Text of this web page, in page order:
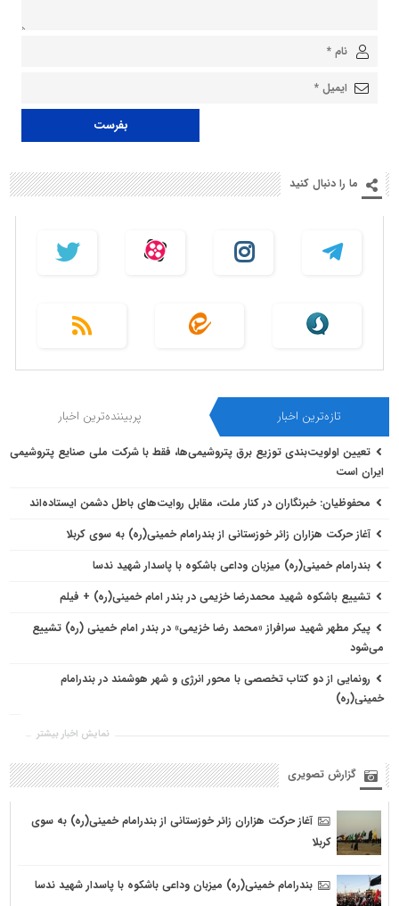
ما را دنبال کنید
تازه‌ترین اخبار پربیننده‌ترین اخبار
تعیین اولویت‌بندی توزیع برق پتروشیمی‌ها، فقط با شرکت ملی صنایع پتروشیمی
ایران است
محفوظیان: خبرنگاران در کنار ملت، مقابل روایت‌های باطل دشمن ایستاده‌اند
آغاز حرکت هزاران زائر خوزستانی از بندرامام خمینی(ره) به سوی کربلا
بندرامام خمینی(ره) میزبان وداعی باشکوه با پاسدار شهید ندسا
تشییع باشکوه شهید محمدرضا خزیمی در بندر امام خمینی(ره) + فیلم
پیکر مطهر شهید سرافراز «محمد رضا خزیمی» در بندر امام خمینی (ره) تشییع
می‌شود
رونمایی از دو کتاب تخصصی با محور انرژی و شهر هوشمند در بندرامام
خمینی(ره)
تجلی وحدت عاشورائیان در اجتماع بزرگ ظهر عاشورا در بندرامام خمینی(ره) +
تجلیل از برگزیدگان مسابقه «پرسشی از غدیر» در بندر امام خمینی(ره)
آتش‌سوزی مهیب نیزارهای بندرامام خمینی(ره) مهار شد
برگزاری رزمایش گردان امام حسین(ع) در بندرامام خمینی(ره) + فیلم
تشکیل قرارگاه ویژه برای حضور مردم بندرامام‌خمینی(ره) در تشییع پیکر رهبر
شهید انقلاب اسلامی
نمایش اخبار بیشتر
گزارش تصویری
آغاز حرکت هزاران زائر خوزستانی از بندرامام خمینی(ره) به سوی
کربلا
بندرامام خمینی(ره) میزبان وداعی باشکوه با پاسدار شهید ندسا